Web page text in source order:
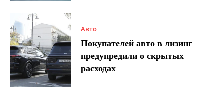
Авто
Покупателей авто в лизинг
предупредили о скрытых
расходах